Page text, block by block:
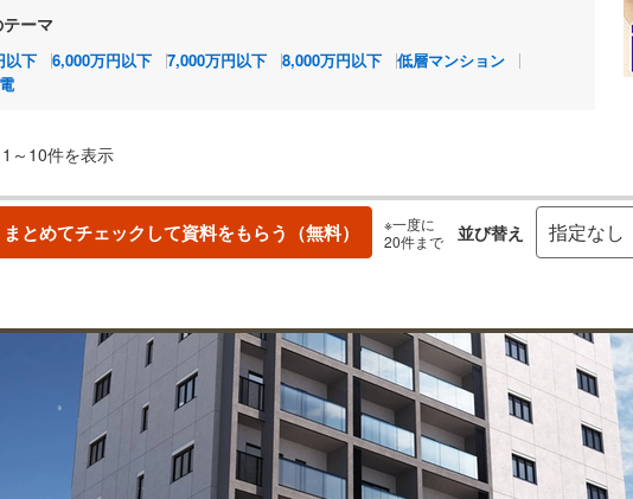
ーマ
以下 6,000万円以下 7,000万円以下 8,000万円以下
低層マンション
～10件を表示
まとめてチェックして資料をもらう（無料）
※一度に
20件まで
並び替え